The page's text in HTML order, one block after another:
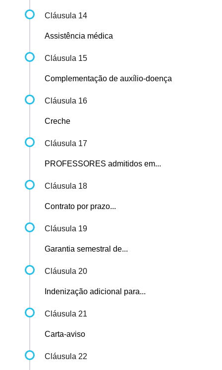
Cláusula 14
Assistência médica
Cláusula 15
Complementação de auxílio-doença
Cláusula 16
Creche
Cláusula 17
PROFESSORES admitidos em...
Cláusula 18
Contrato por prazo...
Cláusula 19
Garantia semestral de...
Cláusula 20
Indenização adicional para...
Cláusula 21
Carta-aviso
Cláusula 22